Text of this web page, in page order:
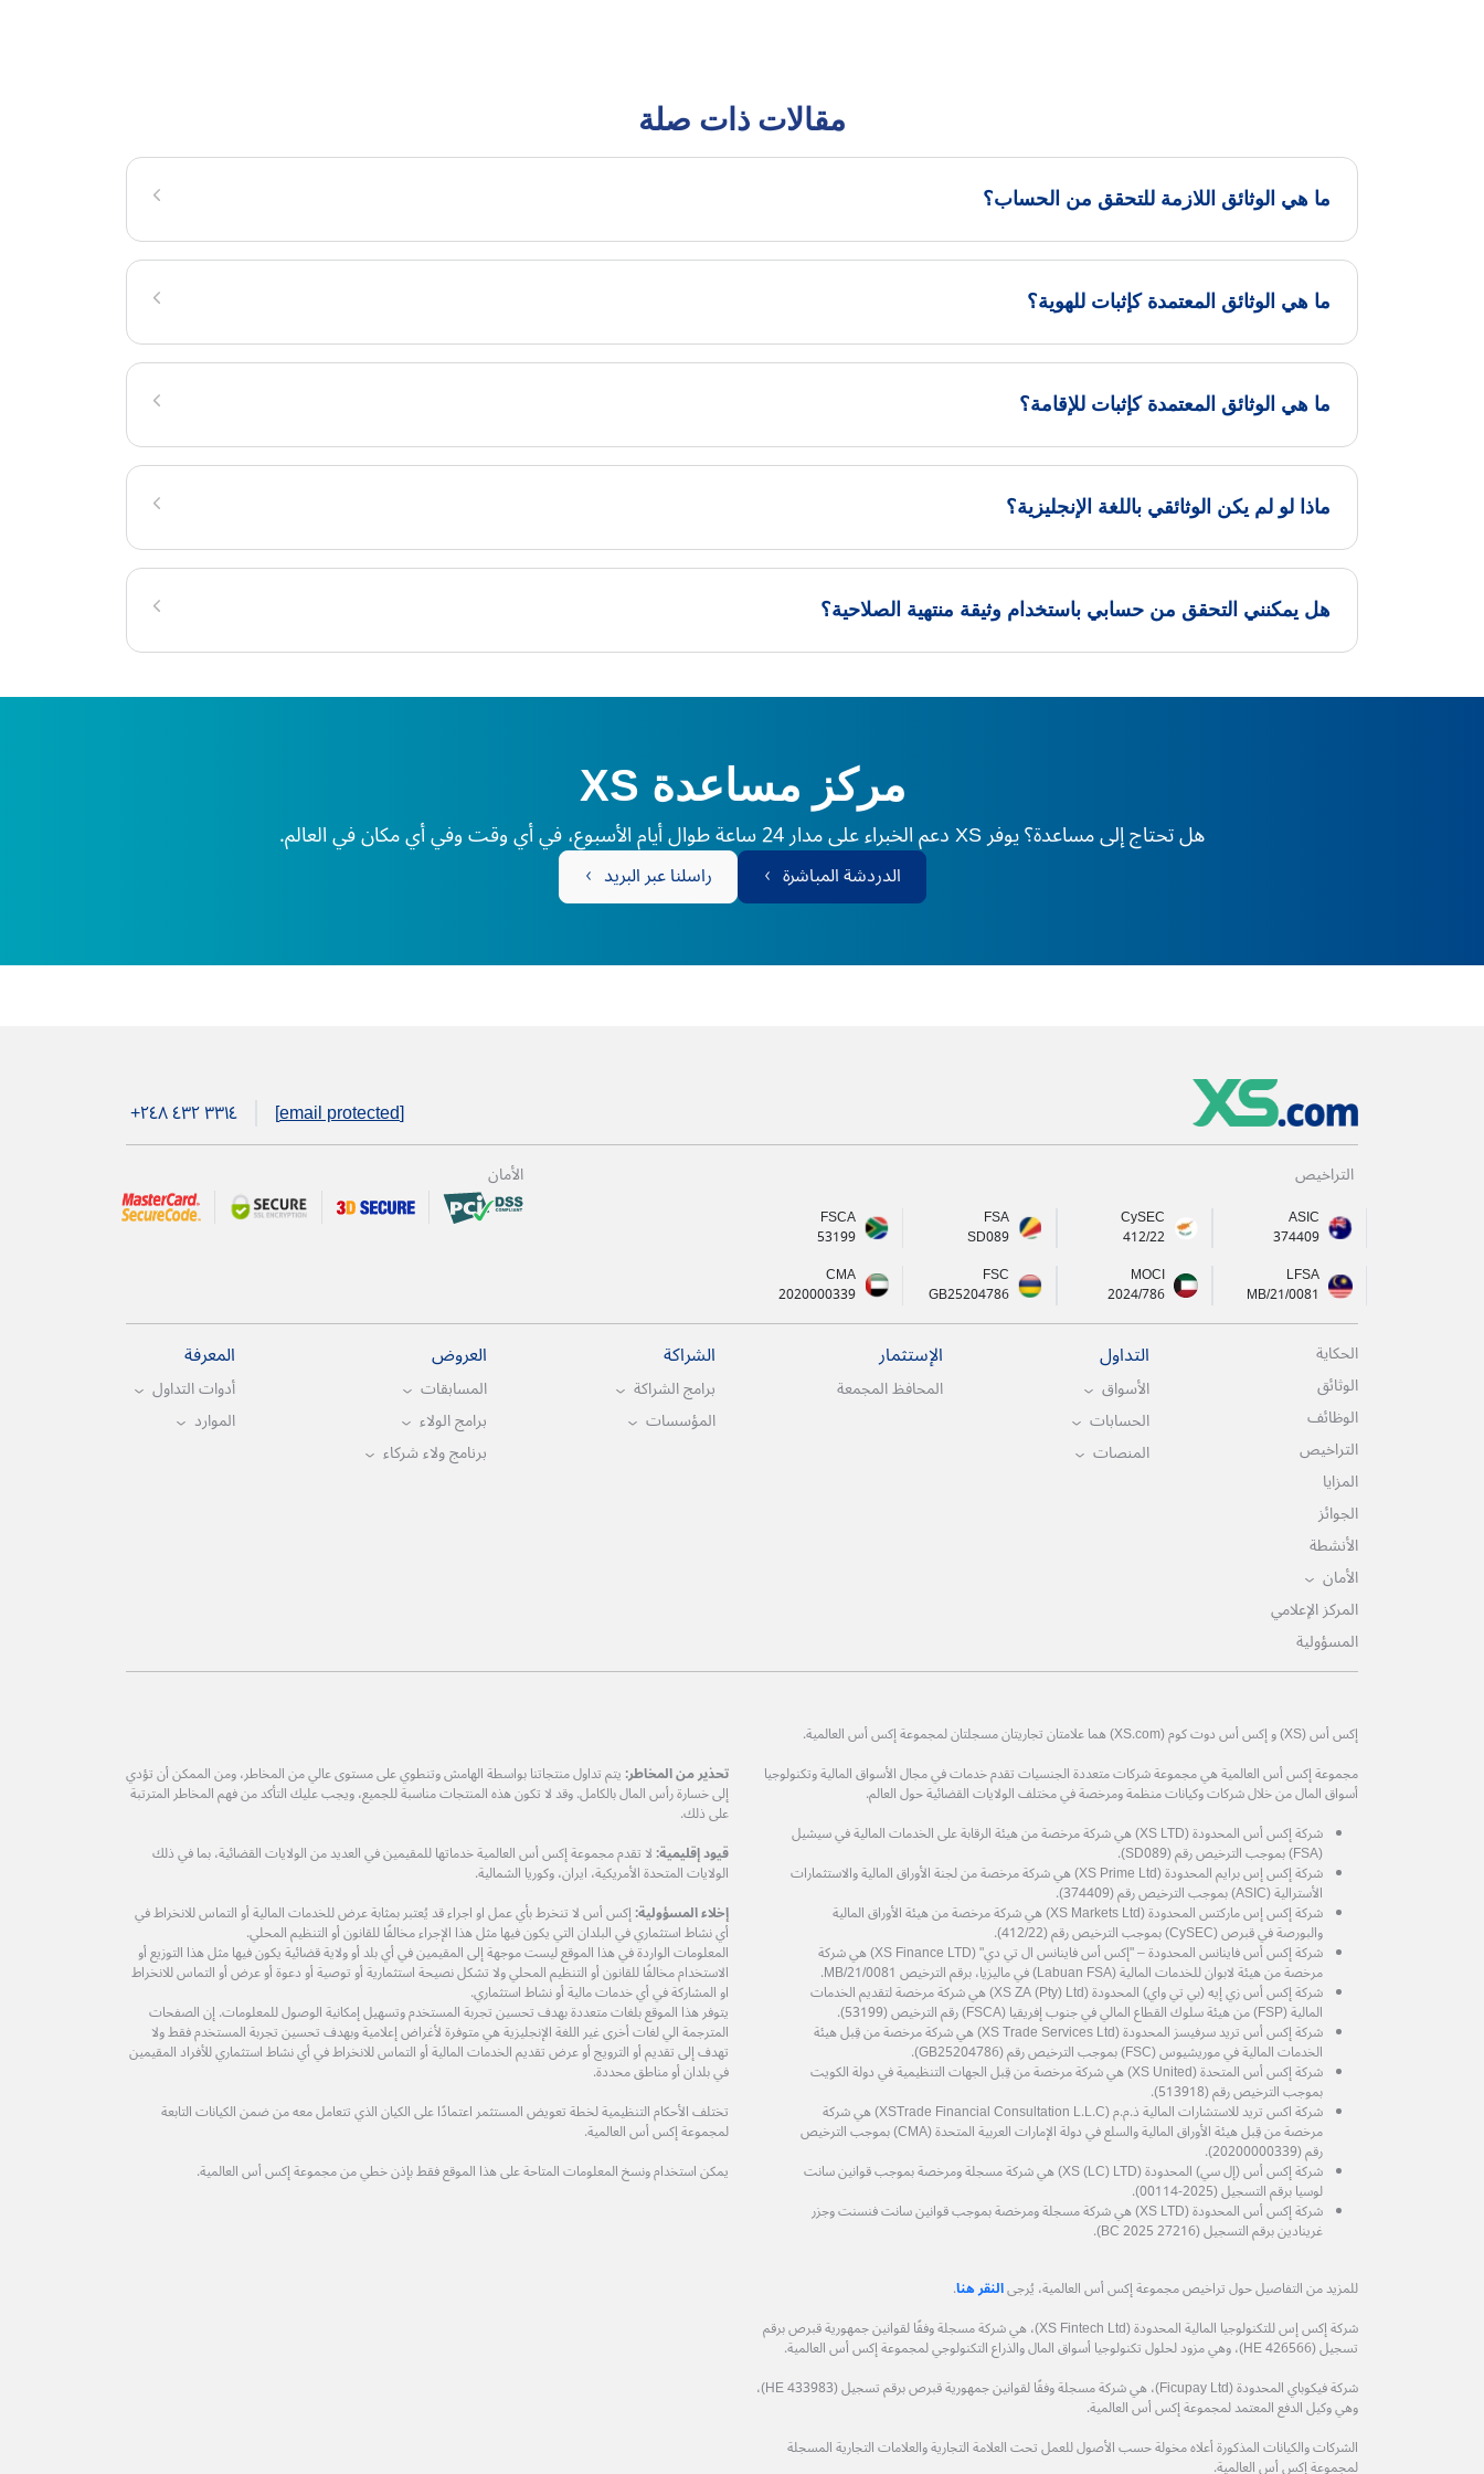
مقالات ذات صلة
ما هي الوثائق اللازمة للتحقق من الحساب؟
ما هي الوثائق المعتمدة كإثبات للهوية؟
ما هي الوثائق المعتمدة كإثبات للإقامة؟
ماذا لو لم يكن الوثائقي باللغة الإنجليزية؟
هل يمكنني التحقق من حسابي باستخدام وثيقة منتهية الصلاحية؟
مركز مساعدة XS
هل تحتاج إلى مساعدة؟ يوفر XS دعم الخبراء على مدار 24 ساعة طوال أيام الأسبوع، في أي وقت وفي أي مكان في العالم.
الدردشة المباشرة راسلنا عبر البريد
[email protected] +۲٤۸ ٤۳۲ ۳۳۱٤
التراخيص
ASIC
374409
CySEC
412/22
FSA
SD089
FSCA
53199
LFSA
MB/21/0081
MOCI
2024/786
FSC
GB25204786
CMA
2020000339
الأمان
الحكاية
الوثائق
الوظائف
التراخيص
المزايا
الجوائز
الأنشطة
الأمان
المركز الإعلامي
المسؤولية
التداول
الأسواق
الحسابات
المنصات
الإستثمار
المحافظ المجمعة
الشراكة
برامج الشراكة
المؤسسات
العروض
المسابقات
برامج الولاء
برنامج ولاء شركاء
المعرفة
أدوات التداول
الموارد
إكس أس (XS) و إكس أس دوت كوم (XS.com) هما علامتان تجاريتان مسجلتان لمجموعة إكس أس العالمية.
مجموعة إكس أس العالمية هي مجموعة شركات متعددة الجنسيات تقدم خدمات في مجال الأسواق المالية وتكنولوجيا
أسواق المال من خلال شركات وكيانات منظمة ومرخصة في مختلف الولايات القضائية حول العالم.
شركة إكس أس المحدودة (XS LTD) هي شركة مرخصة من هيئة الرقابة على الخدمات المالية في سيشيل
(FSA) بموجب الترخيص رقم (SD089).
شركة إكس إس برايم المحدودة (XS Prime Ltd) هي شركة مرخصة من لجنة الأوراق المالية والاستثمارات
الأسترالية (ASIC) بموجب الترخيص رقم (374409).
شركة إكس إس ماركتس المحدودة (XS Markets Ltd) هي شركة مرخصة من هيئة الأوراق المالية
والبورصة في قبرص (CySEC) بموجب الترخيص رقم (412/22).
شركة إكس أس فاينانس المحدودة – "إكس أس فاينانس ال تي دي" (XS Finance LTD) هي شركة
مرخصة من هيئة لابوان للخدمات المالية (Labuan FSA) في ماليزيا، برقم الترخيص MB/21/0081.
شركة إكس أس زي إيه (بي تي واي) المحدودة (XS ZA (Pty) Ltd) هي شركة مرخصة لتقديم الخدمات
المالية (FSP) من هيئة سلوك القطاع المالي في جنوب إفريقيا (FSCA) رقم الترخيص (53199).
شركة إكس أس تريد سرفيسز المحدودة (XS Trade Services Ltd) هي شركة مرخصة من قِبل هيئة
الخدمات المالية في موريشيوس (FSC) بموجب الترخيص رقم (GB25204786).
شركة إكس أس المتحدة (XS United) هي شركة مرخصة من قِبل الجهات التنظيمية في دولة الكويت
بموجب الترخيص رقم (513918).
شركة اكس تريد للاستشارات المالية ذ.م.م (XSTrade Financial Consultation L.L.C) هي شركة
مرخصة من قِبل هيئة الأوراق المالية والسلع في دولة الإمارات العربية المتحدة (CMA) بموجب الترخيص
رقم (20200000339).
شركة إكس أس (إل سي) المحدودة (XS (LC) LTD) هي شركة مسجلة ومرخصة بموجب قوانين سانت
لوسيا برقم التسجيل (2025-00114).
شركة إكس أس المحدودة (XS LTD) هي شركة مسجلة ومرخصة بموجب قوانين سانت فنسنت وجزر
غرينادين برقم التسجيل (27216 BC 2025).
للمزيد من التفاصيل حول تراخيص مجموعة إكس أس العالمية، يُرجىالنقر هنا.
شركة إكس إس للتكنولوجيا المالية المحدودة (XS Fintech Ltd)، هي شركة مسجلة وفقًا لقوانين جمهورية قبرص برقم
تسجيل (HE 426566)، وهي مزود لحلول تكنولوجيا أسواق المال والذراع التكنولوجي لمجموعة إكس أس العالمية.
شركة فيكوباي المحدودة (Ficupay Ltd)، هي شركة مسجلة وفقًا لقوانين جمهورية قبرص برقم تسجيل (HE 433983)،
وهي وكيل الدفع المعتمد لمجموعة إكس أس العالمية.
الشركات والكيانات المذكورة أعلاه مخولة حسب الأصول للعمل تحت العلامة التجارية والعلامات التجارية المسجلة
لمجموعة إكس أس العالمية.
تحذير من المخاطر: يتم تداول منتجاتنا بواسطة الهامش وتنطوي على مستوى عالي من المخاطر، ومن الممكن أن تؤدي
إلى خسارة رأس المال بالكامل. وقد لا تكون هذه المنتجات مناسبة للجميع، ويجب عليك التأكد من فهم المخاطر المترتبة
على ذلك.
قيود إقليمية: لا تقدم مجموعة إكس أس العالمية خدماتها للمقيمين في العديد من الولايات القضائية، بما في ذلك
الولايات المتحدة الأمريكية، ايران، وكوريا الشمالية.
إخلاء المسؤولية:إكس أس لا تنخرط بأي عمل او اجراء قد يُعتبر بمثابة عرض للخدمات المالية أو التماس للانخراط في
أي نشاط استثماري في البلدان التي يكون فيها مثل هذا الإجراء مخالفًا للقانون أو التنظيم المحلي.
المعلومات الواردة في هذا الموقع ليست موجهة إلى المقيمين في أي بلد أو ولاية قضائية يكون فيها مثل هذا التوزيع أو
الاستخدام مخالفًا للقانون أو التنظيم المحلي ولا تشكل نصيحة استثمارية أو توصية أو دعوة أو عرض أو التماس للانخراط
او المشاركة في أي خدمات مالية أو نشاط استثماري.
يتوفر هذا الموقع بلغات متعددة بهدف تحسين تجربة المستخدم وتسهيل إمكانية الوصول للمعلومات. إن الصفحات
المترجمة الي لغات أخرى غير اللغة الإنجليزية هي متوفرة لأغراض إعلامية وبهدف تحسين تجربة المستخدم فقط ولا
تهدف إلى تقديم أو الترويج أو عرض تقديم الخدمات المالية أو التماس للانخراط في أي نشاط استثماري للأفراد المقيمين
في بلدان أو مناطق محددة.
تختلف الأحكام التنظيمية لخطة تعويض المستثمر اعتمادًا على الكيان الذي تتعامل معه من ضمن الكيانات التابعة
لمجموعة إكس أس العالمية.
يمكن استخدام ونسخ المعلومات المتاحة على هذا الموقع فقط بإذن خطي من مجموعة إكس أس العالمية.